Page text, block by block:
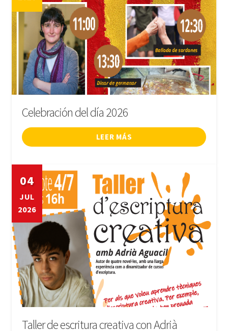
Celebración del día 2026
LEER MÁS
04
JUL
2026
Taller de escritura creativa con Adrià